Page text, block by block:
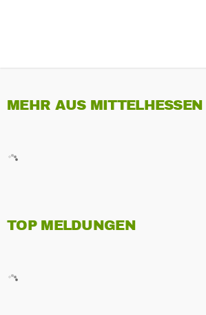
MEHR AUS MITTELHESSEN
TOP MELDUNGEN